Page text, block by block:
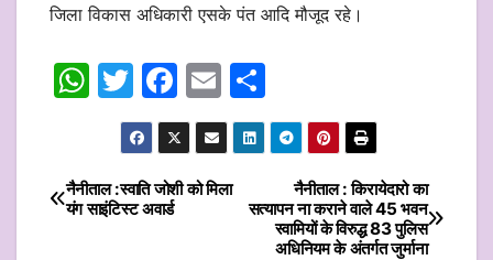
जिला विकास अधिकारी एसके पंत आदि मौजूद रहे।
W
at
s
A
T
w
itt
er
F
a
c
e
E
m
ai
l
h
ar
Post
नैनीताल : किरायेदारो का
सत्यापन ना कराने वाले 45 भवन
स्वामियों के विरुद्ध 83 पुलिस
अधिनियम के अंतर्गत जुर्माना
नैनीताल :स्वाति जोशी को मिला
यंग साइंटिस्ट अवार्ड